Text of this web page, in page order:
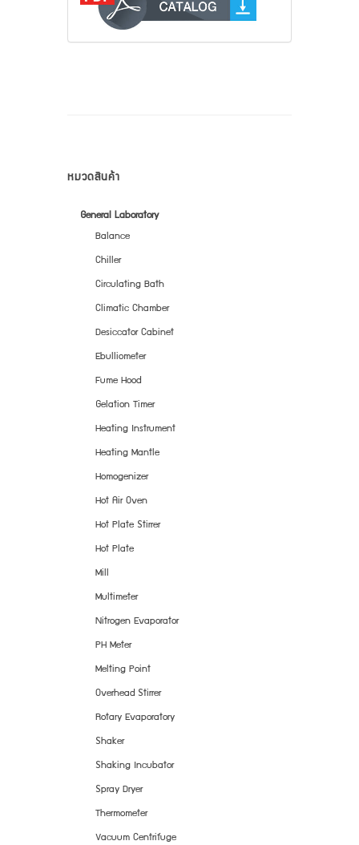
หมวดสินค้า
General Laboratory
Balance
Chiller
Circulating Bath
Climatic Chamber
Desiccator Cabinet
Ebulliometer
Fume Hood
Gelation Timer
Heating Instrument
Heating Mantle
Homogenizer
Hot Air Oven
Hot Plate Stirrer
Hot Plate
Mill
Multimeter
Nitrogen Evaporator
PH Meter
Melting Point
Overhead Stirrer
Rotary Evaporatory
Shaker
Shaking Incubator
Spray Dryer
Thermometer
Vacuum Centrifuge